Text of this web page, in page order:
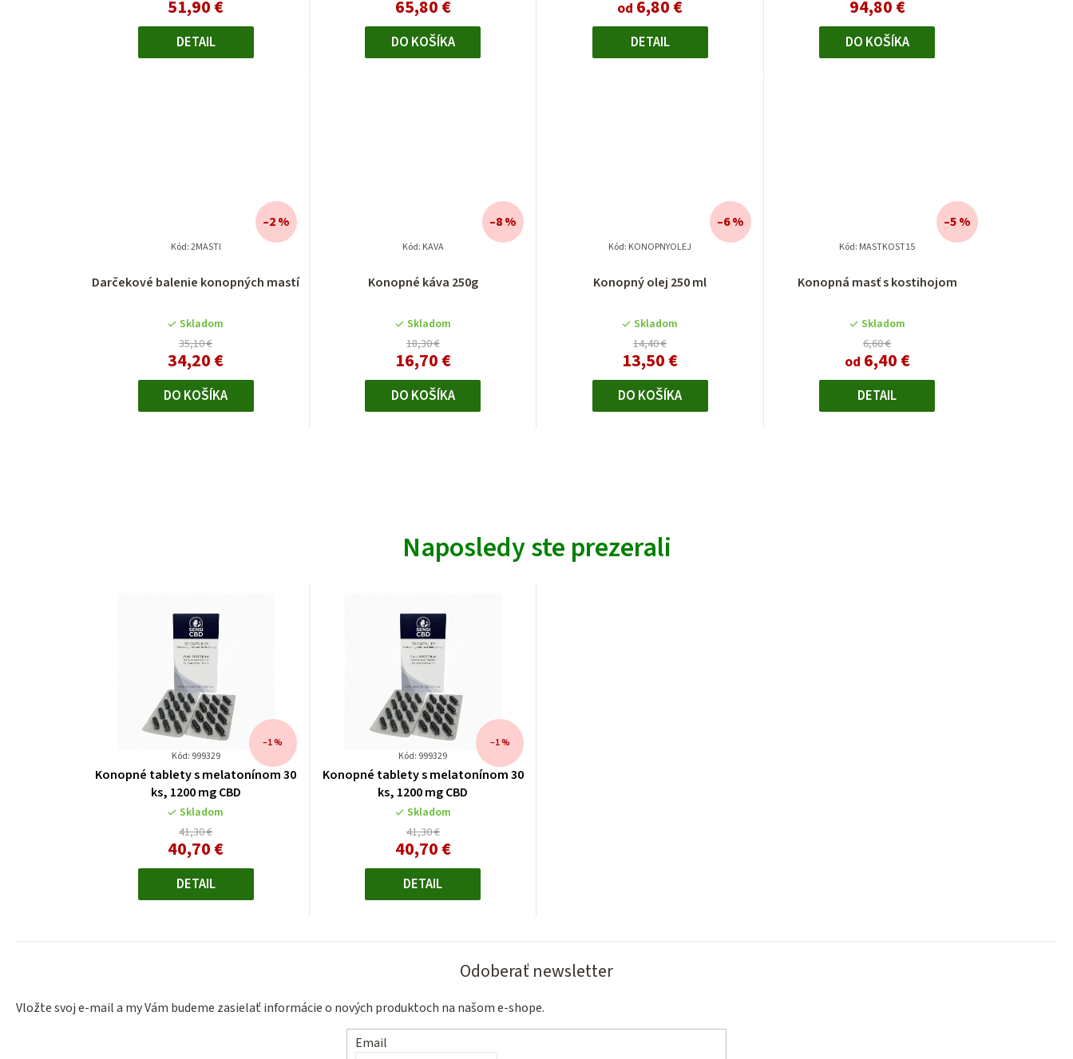
51,90 €
DETAIL
65,80 €
DO KOŠÍKA
od 6,80 €
DETAIL
94,80 €
DO KOŠÍKA
Darčekové balenie konopných mastí
Skladom
35,10 €
34,20 €
–2 %
DO KOŠÍKA
Kód:2MASTI
Konopné káva 250g
Skladom
18,30 €
16,70 €
–8 %
DO KOŠÍKA
Kód: KAVA
Konopný olej 250 ml
Skladom
14,40 €
13,50 €
–6 %
DO KOŠÍKA
Kód: KONOPNYOLEJ
Konopná masť s kostihojom
hodnotenie
je
5,0
z
5
hviezdičiek.
Skladom
6,60 €
od 6,40 €
–5 %
DETAIL
Kód: MASTKOST15
Naposledy ste prezerali
Kód: 999329
Konopné tablety s melatonínom 30
ks, 1200 mg CBD
Skladom
41,30 €
–1 %
40,70 €
DETAIL
Kód: 999329
Konopné tablety s melatonínom 30
ks, 1200 mg CBD
Skladom
41,30 €
–1 %
40,70 €Jednotková
DETAIL
Odoberať newsletter
Vložte svoj e-mail a my Vám budeme zasielať informácie o nových produktoch na našom e-shope.
Email